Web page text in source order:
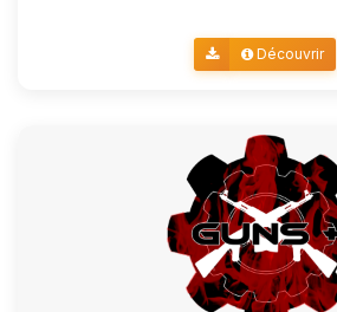
Découvrir